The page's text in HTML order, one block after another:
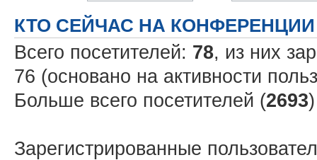
КТО СЕЙЧАС НА КОНФЕРЕНЦИИ
Всего посетителей: 78, из них
76 (основано на активности
Больше всего посетителей (2693
Зарегистрированные